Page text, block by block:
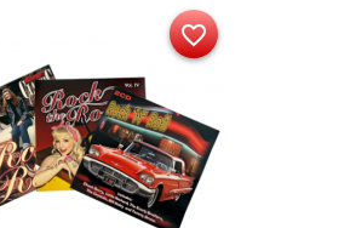
favorite_border